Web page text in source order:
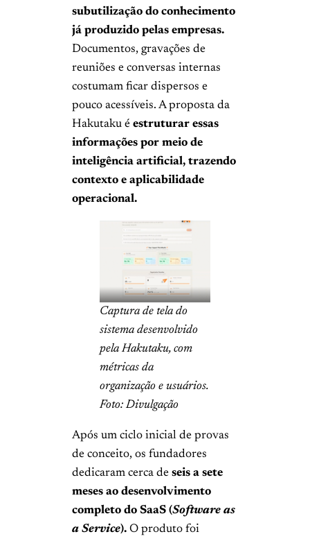
subutilização do conhecimento
já produzido pelas empresas.
Documentos, gravações de
reuniões e conversas internas
costumam ficar dispersos e
pouco acessíveis. A proposta da
Hakutaku é estruturar essas
informações por meio de
inteligência artificial, trazendo
contexto e aplicabilidade
operacional.
Captura de tela do
sistema desenvolvido
pela Hakutaku, com
métricas da
organização e usuários.
Foto: Divulgação
Após um ciclo inicial de provas
de conceito, os fundadores
dedicaram cerca de seis a sete
meses ao desenvolvimento
completo do SaaS (Software as
a Service). O produto foi